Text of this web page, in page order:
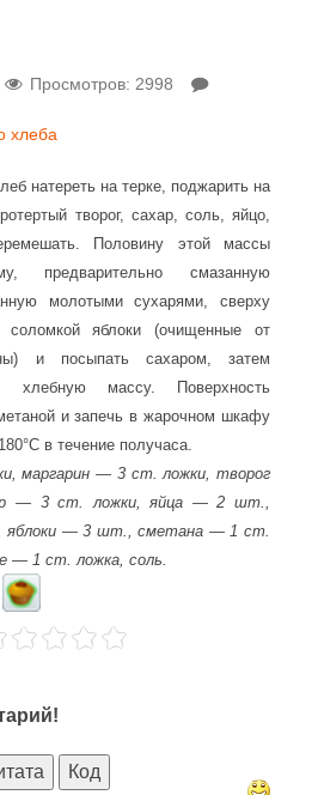
Просмотров: 2998
хлеба
натереть на терке, поджарить на
творог, сахар, соль, яйцо,
Половину этой массы
предварительно смазанную
молотыми сухарями, сверху
соломкой яблоки (очищенные от
и посыпать сахаром, затем
хлебную массу. Поверхность
и запечь в жарочном шкафу
в течение получаса.
маргарин — 3 ст. ложки, творог
— 3 ст. ложки, яйца — 2 шт.,
яблоки — 3 шт., сметана — 1 ст.
— 1 ст. ложка, соль.
Код